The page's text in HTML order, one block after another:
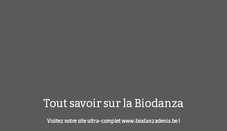
Tout savoir sur la Biodanza
Visitez notre site ultra- complet www.biodanzadenis.be !